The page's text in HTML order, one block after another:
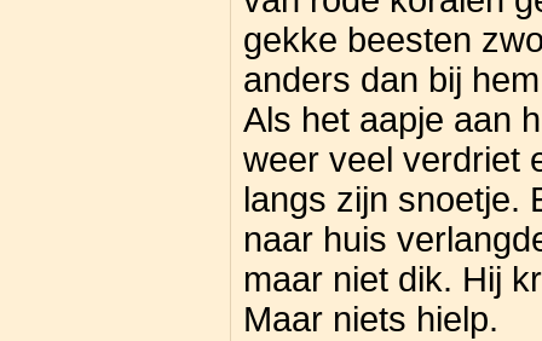
gekke beesten
anders dan bij
Als het aapje aan
weer veel verdriet
langs zijn snoetje.
naar huis
maar niet dik. Hij
Maar niets hielp.